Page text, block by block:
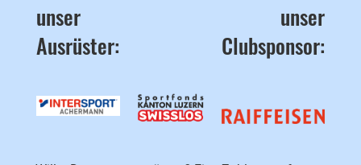
unser
Ausrüster:
unser
Clubsponsor: